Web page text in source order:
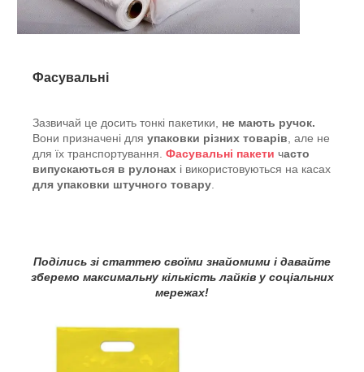
Фасувальні
Зазвичай це досить тонкі пакетики, не мають ручок.
Вони призначені для упаковки різних товарів , але не
для їх транспортування. Фасувальні пакети часто
випускаються в рулонах і використовуються на касах
для упаковки штучного товару
Поділись зі статтею своїми знайомими і давайте
зберемо максимальну кількість лайків у соціальних
мережах!